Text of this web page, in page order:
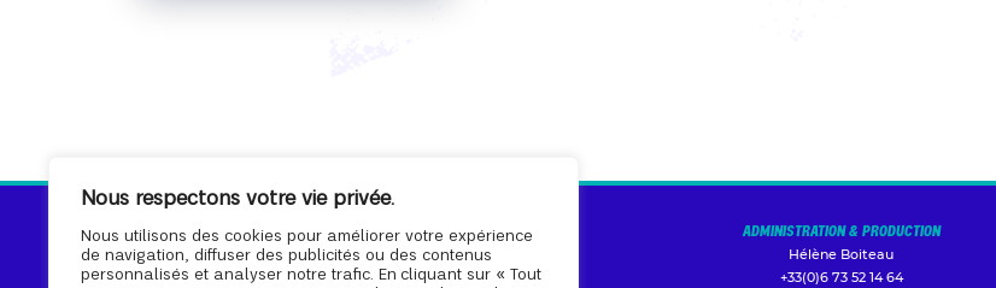
Nous respectons votre vie privée.
Nous utilisons des cookies pour améliorer votre expérience
de navigation, diffuser des publicités ou des contenus
personnalisés et analyser notre trafic. En cliquant sur « Tout
ADMINISTRATION & PRODUCTION
Hélène Boiteau
+33(0)6 73 52 14 64